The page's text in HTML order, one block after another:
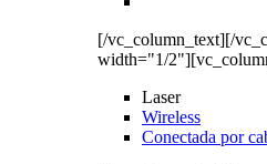
[/vc_column_text][/
width="1/
Laser
Wireless
Conectada por